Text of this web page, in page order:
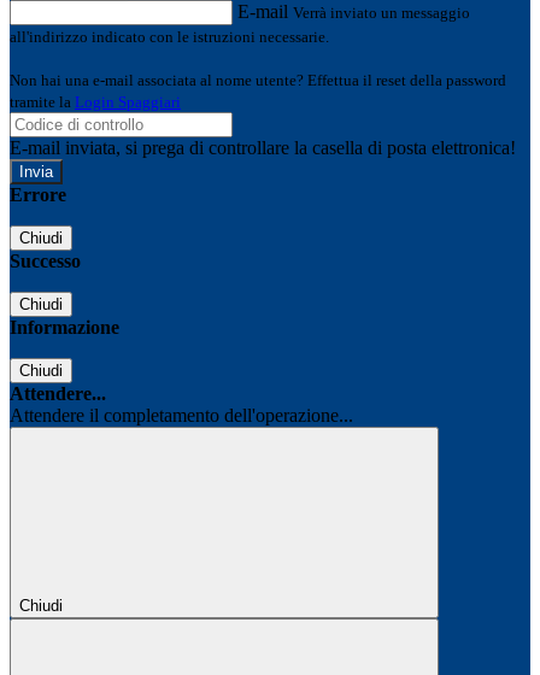
E-mail Verrà inviato un messaggio
all'indirizzo indicato con le istruzioni necessarie.
Non hai una e-mail associata al nome utente? Effettua il reset della password
tramite la Login Spaggiari
E-mail inviata, si prega di controllare la casella di posta elettronica!
Errore
Chiudi
Successo
Chiudi
Informazione
Chiudi
Attendere...
Attendere il completamento dell'operazione...
Chiudi